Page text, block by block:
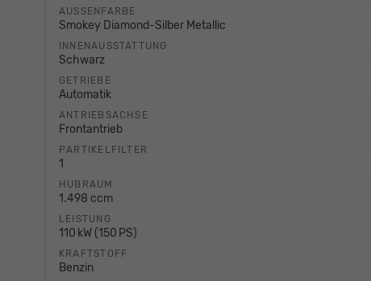
AUSSENFARBE
Smokey Diamond-Silber Metallic
INNENAUSSTATTUNG
Schwarz
GETRIEBE
Automatik
ANTRIEBSACHSE
Frontantrieb
PARTIKELFILTER
1
HUBRAUM
1.498 ccm
LEISTUNG
110 kW (150 PS)
KRAFTSTOFF
Benzin